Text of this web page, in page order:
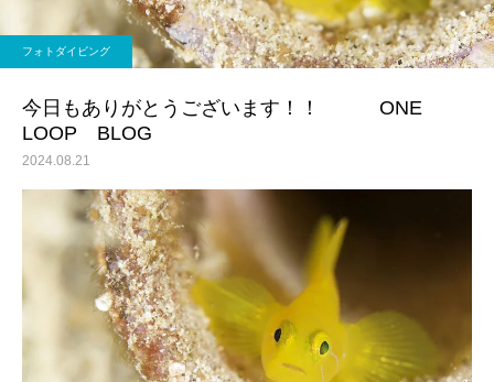
フォトダイビング
今日もありがとうございます！！ ONE
LOOP BLOG
2024.08.21